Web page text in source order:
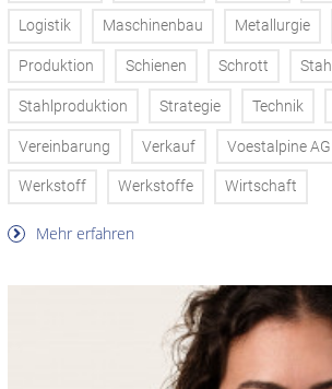
Logistik Maschinenbau Metallurgie
Produktion Schienen Schrott Stahl
Stahlproduktion Strategie Technik
Vereinbarung Verkauf Voestalpine AG
Werkstoff Werkstoffe Wirtschaft
Mehr erfahren